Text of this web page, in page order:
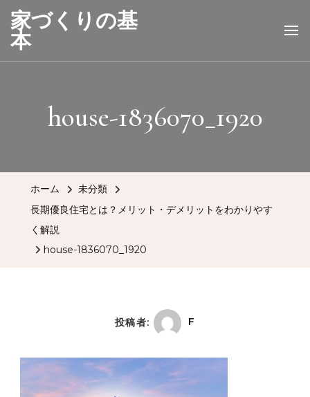
家づくりの基
本
house-1836070_1920
ホーム
未分類
長期優良住宅とは？メリット・デメリットをわかりやす
く解説
house-1836070_1920
投稿者: F